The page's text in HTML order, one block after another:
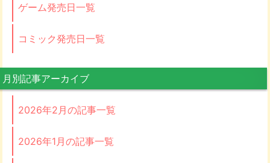
ゲーム発売日一覧
コミック発売日一覧
月別記事アーカイブ
2026年2月の記事一覧
2026年1月の記事一覧